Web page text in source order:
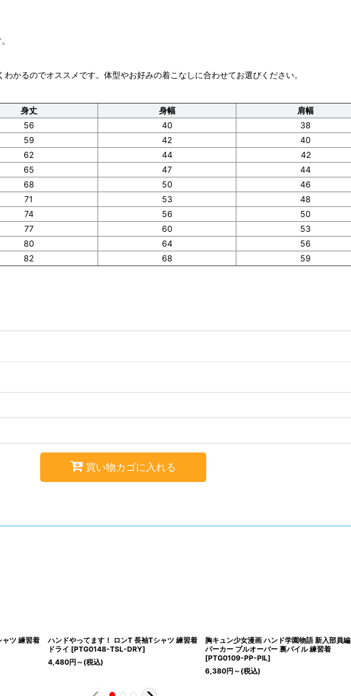
かるのでオススメです。体型やお好みの着こなしに合わせてお選びください。
身丈
身幅 肩幅
56 40 38
59 42 40
62 44 42
65 47 44
68 50 46
71 53 48
74 56 50
77 60 53
80 64 56
82 68 59
買い物カゴに入れる
ャツ 練習着
ハンドやってます！ ロンT 長袖Tシャツ 練習着
ドライ [PTG0148-TSL-DRY]
4,480円 ～ (税込)
胸キュン少女漫画 ハンド学園物語 新入部員編
パーカー プルオーバー 裏パイル 練習着
[PTG0109-PP-PIL]
6,380円 ～ (税込)